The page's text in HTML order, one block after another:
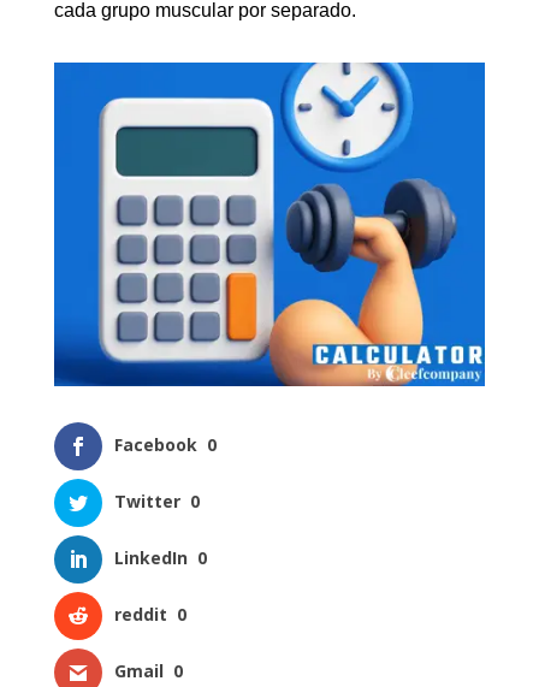
cada grupo muscular por separado.
Facebook 0
Twitter 0
LinkedIn 0
reddit 0
Gmail 0